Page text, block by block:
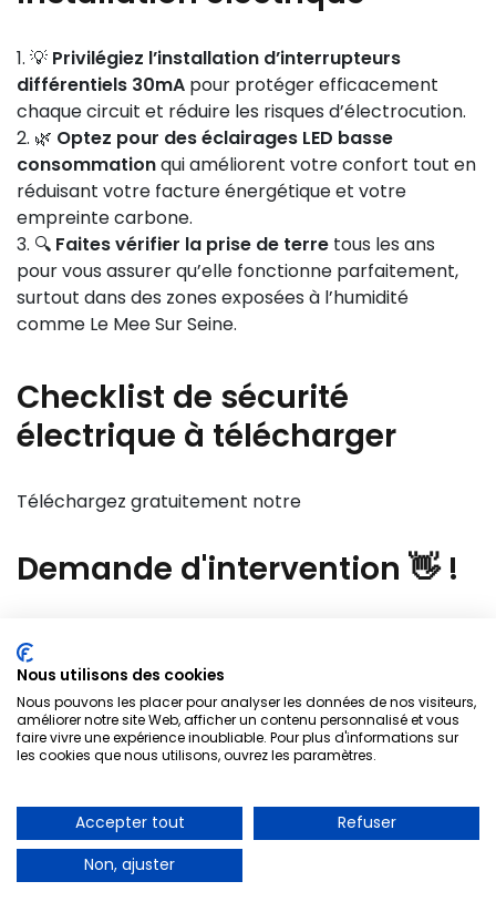
💡 Privilégiez l’installation d’interrupteurs
différentiels 30mA pour protéger efficacement
chaque circuit et réduire les risques d’électrocution.
🌿 Optez pour des éclairages LED basse
consommationqui améliorent votre confort tout en
réduisant votre facture énergétique et votre
empreinte carbone.
🔍 Faites vérifier la prise de terre tous les ans
pour vous assurer qu’elle fonctionne parfaitement,
surtout dans des zones exposées à l’humidité
comme Le Mee Sur Seine.
Checklist de sécurité
électrique à télécharger
Téléchargez gratuitement notre
Demande d'intervention 👋 !
d'intervention.
Votre nom
Votre code postal
Electricien Le Mee Sur Seine 77350
A PARTIR DE 30€
Dépannage d’urgence
Nous utilisons des cookies
Nous pouvons les placer pour analyser les données de nos visiteurs,
améliorer notre site Web, afficher un contenu personnalisé et vous
faire vivre une expérience inoubliable. Pour plus d'informations sur
les cookies que nous utilisons, ouvrez les paramètres.
Accepter tout
Refuser
Non, ajuster